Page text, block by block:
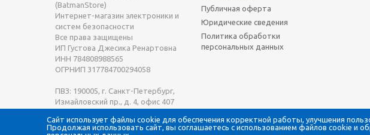
(BatmanStore)
Интернет-магазин электроники и
систем безопасности
Все права защищены
ИП Густова Джесика Ренартовна
ИНН 784808988565
ОГРНИП 317784700294058
ПВЗ: 190005, г. Санкт-Петербург,
Измайловский пр., д. 4, офис 407
Публичная оферта
Юридические сведения
Политика обработки
персональных данных
Сайт использует файлы cookie для обеспечения корректной работы, улучшения
Продолжая использовать сайт, вы соглашаетесь с использованием файлов cookie и